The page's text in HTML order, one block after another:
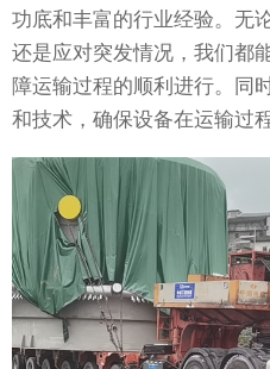
功底和丰富的行业经验。无
还是应对突发情况，我们都
障运输过程的顺利进行。同
和技术，确保设备在运输过